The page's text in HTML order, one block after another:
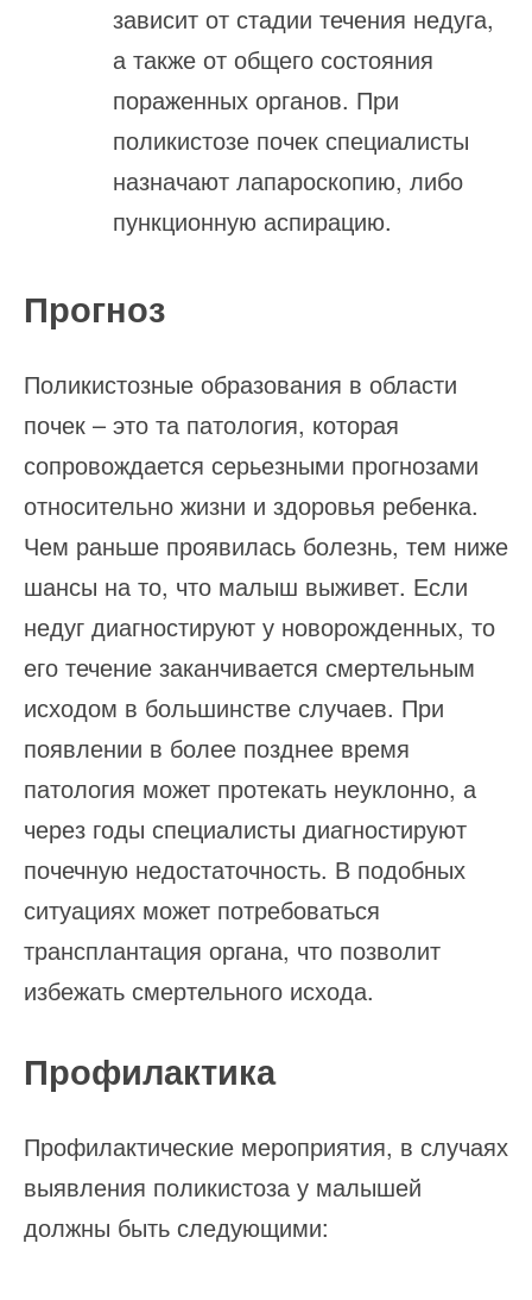
зависит от стадии течения недуга,
а также от общего состояния
пораженных органов. При
поликистозе почек специалисты
назначают лапароскопию, либо
пункционную аспирацию.
Прогноз
Поликистозные образования в области
почек – это та патология, которая
сопровождается серьезными прогнозами
относительно жизни и здоровья ребенка.
Чем раньше проявилась болезнь, тем ниже
шансы на то, что малыш выживет. Если
недуг диагностируют у новорожденных, то
его течение заканчивается смертельным
исходом в большинстве случаев. При
появлении в более позднее время
патология может протекать неуклонно, а
через годы специалисты диагностируют
почечную недостаточность. В подобных
ситуациях может потребоваться
трансплантация органа, что позволит
избежать смертельного исхода.
Профилактика
Профилактические мероприятия, в случаях
выявления поликистоза у малышей
должны быть следующими: